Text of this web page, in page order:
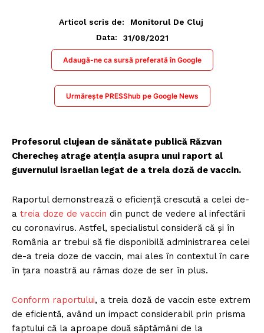
Articol scris de:
Monitorul De Cluj
Data:
31/08/2021
Adaugă-ne ca sursă preferată în Google
Urmărește PRESShub pe Google News
Profesorul clujean de sănătate publică Răzvan
Cherecheș atrage atenția asupra unui raport al
guvernului israelian legat de a treia doză de vaccin.
Raportul demonstrează o eficiență crescută a celei de-
a treia doze de vaccin din punct de vedere al infectării
cu coronavirus. Astfel, specialistul consideră că și în
România ar trebui să fie disponibilă administrarea celei
de-a treia doze de vaccin, mai ales în contextul în care
în țara noastră au rămas doze de ser în plus.
Conform raportului, a treia doză de vaccin este extrem
de eficientă, având un impact considerabil prin prisma
faptului că la aproape două săptămâni de la